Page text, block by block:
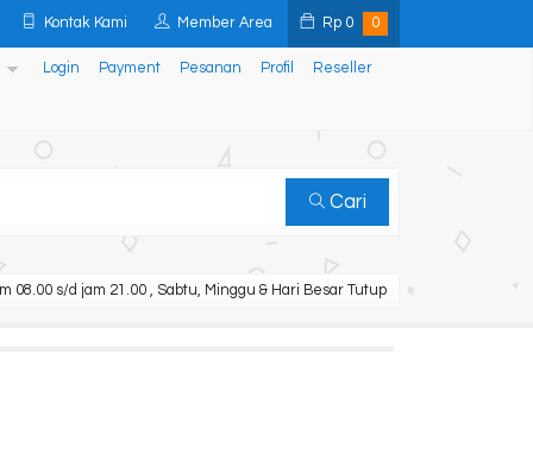
Kontak Kami Member Area Rp 0 0
Login Payment Pesanan Profil Reseller
Cari
08.00 s/d jam 21.00 , Sabtu, Minggu & Hari Besar Tutup